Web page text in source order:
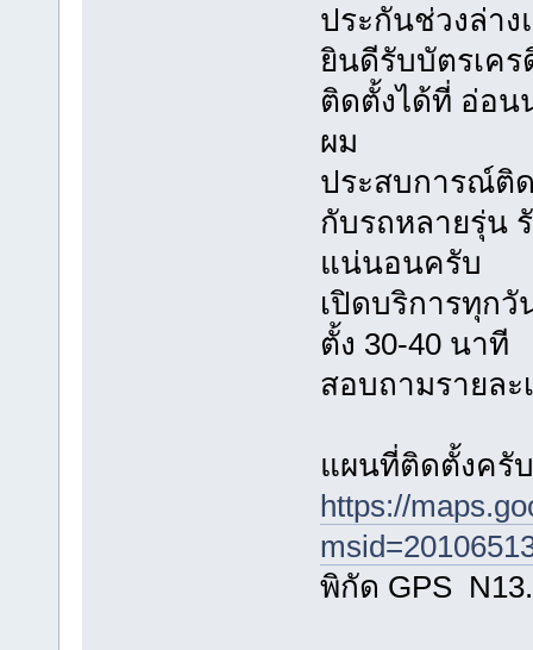
ประกันช่วงล่า
ยินดีรับบัตรเค
ติดตั้งได้ที่ อ่อน
ผม
ประสบการณ์ติ
กับรถหลายรุ่น
แน่นอนครับ
เปิดบริการทุกวั
ตั้ง 30-40 นาที
สอบถามรายละ
แผนที่ติดตั้งครับ
https://
พิกัด GPS